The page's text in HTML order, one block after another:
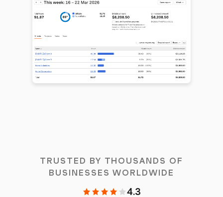
TRUSTED BY THOUSANDS OF
BUSINESSES WORLDWIDE
4.3